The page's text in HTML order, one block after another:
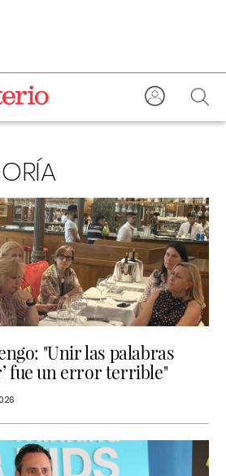
"Unir las palabras
fue un error terrible"